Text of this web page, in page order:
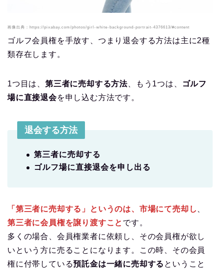
画像出典：https://pixabay.com/photos/girl-white-background-portrait-4376613/#content
ゴルフ会員権を手放す、つまり退会する方法は主に2種
類存在します。
1つ目は、 第三者に売却する方法 、もう1つは、
ゴルフ
場に直接退会を申し込む方法です。
退会する方法
第三者に売却する
ゴルフ場に直接退会を申し出る
「第三者に売却する」というのは、市場にて売却し
第三者に会員権を譲り渡すこと です。
多くの場合、会員権業者に依頼し、その会員権が欲し
いという方に売ることになります。この時、その会員
権に付帯している預託金は一緒に売却する ということ